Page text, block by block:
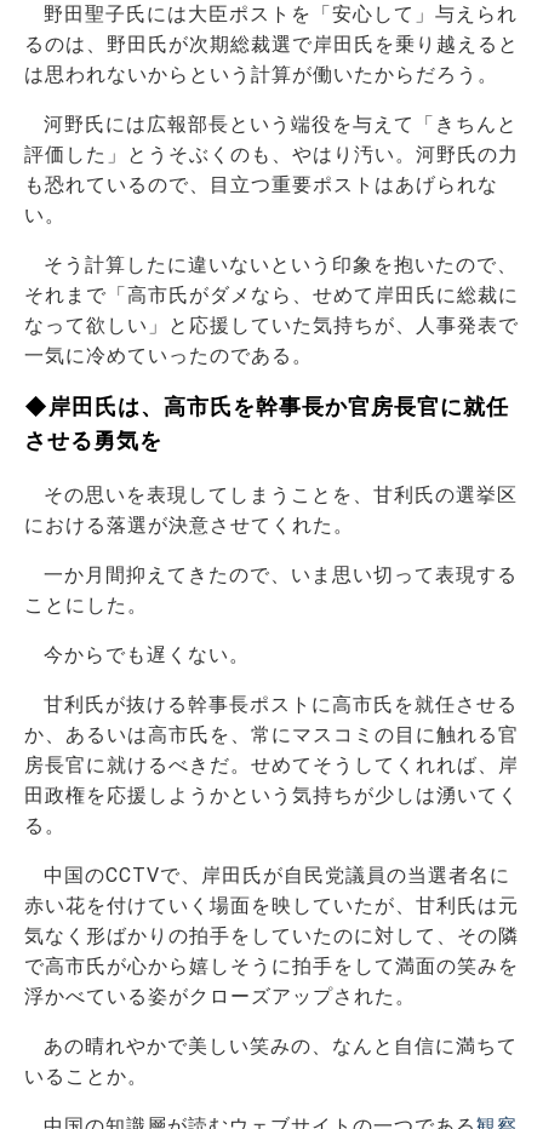
野田聖子氏には大臣ポストを「安心して」与えられ
るのは、野田氏が次期総裁選で岸田氏を乗り越えると
は思われないからという計算が働いたからだろう。
河野氏には広報部長という端役を与えて「きちんと
評価した」とうそぶくのも、やはり汚い。河野氏の力
も恐れているので、目立つ重要ポストはあげられな
い。
そう計算したに違いないという印象を抱いたので、
それまで「高市氏がダメなら、せめて岸田氏に総裁に
なって欲しい」と応援していた気持ちが、人事発表で
一気に冷めていったのである。
◆岸田氏は、高市氏を幹事長か官房長官に就任
させる勇気を
その思いを表現してしまうことを、甘利氏の選挙区
における落選が決意させてくれた。
一か月間抑えてきたので、いま思い切って表現する
ことにした。
今からでも遅くない。
甘利氏が抜ける幹事長ポストに高市氏を就任させる
か、あるいは高市氏を、常にマスコミの目に触れる官
房長官に就けるべきだ。せめてそうしてくれれば、岸
田政権を応援しようかという気持ちが少しは湧いてく
る。
中国のCCTVで、岸田氏が自民党議員の当選者名に
赤い花を付けていく場面を映していたが、甘利氏は元
気なく形ばかりの拍手をしていたのに対して、その隣
で高市氏が心から嬉しそうに拍手をして満面の笑みを
浮かべている姿がクローズアップされた。
あの晴れやかで美しい笑みの、なんと自信に満ちて
いることか。